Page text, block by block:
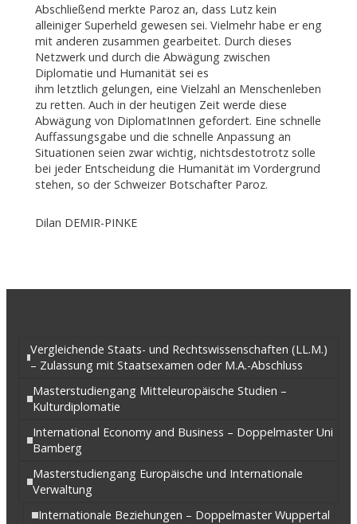
Abschließend merkte Paroz an, dass Lutz kein
alleiniger Superheld gewesen sei. Vielmehr habe er eng
mit anderen zusammen gearbeitet. Durch dieses
Netzwerk und durch die Abwägung zwischen
Diplomatie und Humanität sei es
ihm letztlich gelungen, eine Vielzahl an Menschenleben
zu retten. Auch in der heutigen Zeit werde diese
Abwägung von DiplomatInnen gefordert. Eine schnelle
Auffassungsgabe und die schnelle Anpassung an
Situationen seien zwar wichtig, nichtsdestotrotz solle
bei jeder Entscheidung die Humanität im Vordergrund
stehen, so der Schweizer Botschafter Paroz.
Dilan DEMIR-PINKE
Vergleichende Staats- und Rechtswissenschaften (LL.M.)
– Zulassung mit Staatsexamen oder M.A.-Abschluss
Masterstudiengang Mitteleuropäische Studien –
Kulturdiplomatie
International Economy and Business – Doppelmaster Uni
Bamberg
Masterstudiengang Europäische und Internationale
Verwaltung
Internationale Beziehungen – Doppelmaster Wuppertal